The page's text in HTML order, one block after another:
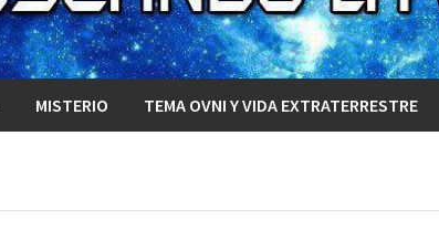
MISTERIO TEMA OVNI Y VIDA EXTRATERRESTRE